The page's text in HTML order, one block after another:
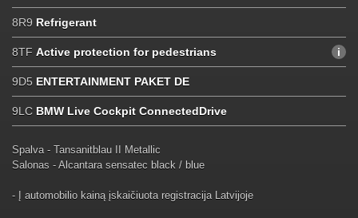
8R9 Refrigerant
8TF Active protection for pedestrians
9D5 ENTERTAINMENT PAKET DE
9LC BMW Live Cockpit ConnectedDrive
Spalva - Tansanitblau II Metallic
Salonas - Alcantara sensatec black / blue
- Į automobilio kainą įskaičiuota registracija Latvijoje